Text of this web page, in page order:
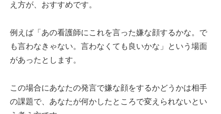
え方が、おすすめです。
例えば「あの看護師にこれを言った嫌な顔するかな。で
も言わなきゃない。言わなくても良いかな」という場面
があったとします。
この場合にあなたの発言で嫌な顔をするかどうかは相手
の課題で、あなたが何かしたところで変えられないとい